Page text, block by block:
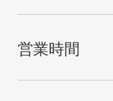
営業時間